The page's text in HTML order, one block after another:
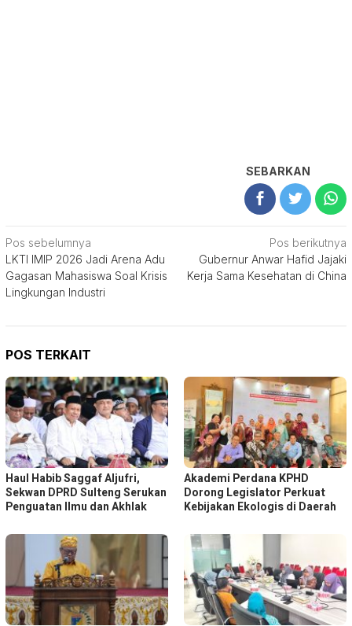
SEBARKAN
Navigasi
pos
Pos sebelumnya
LKTI IMIP 2026 Jadi Arena Adu
Gagasan Mahasiswa Soal Krisis
Lingkungan Industri
Pos berikutnya
Gubernur Anwar Hafid Jajaki
Kerja Sama Kesehatan di China
POS TERKAIT
Haul Habib Saggaf Aljufri,
Sekwan DPRD Sulteng Serukan
Penguatan Ilmu dan Akhlak
Akademi Perdana KPHD
Dorong Legislator Perkuat
Kebijakan Ekologis di Daerah